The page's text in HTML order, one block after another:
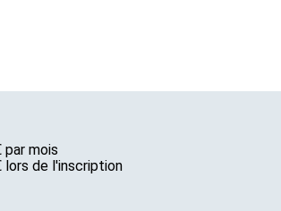
par mois
lors de l'inscription